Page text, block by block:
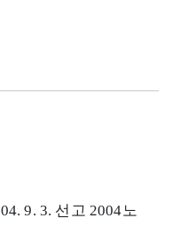
9. 3. 선고 2004노